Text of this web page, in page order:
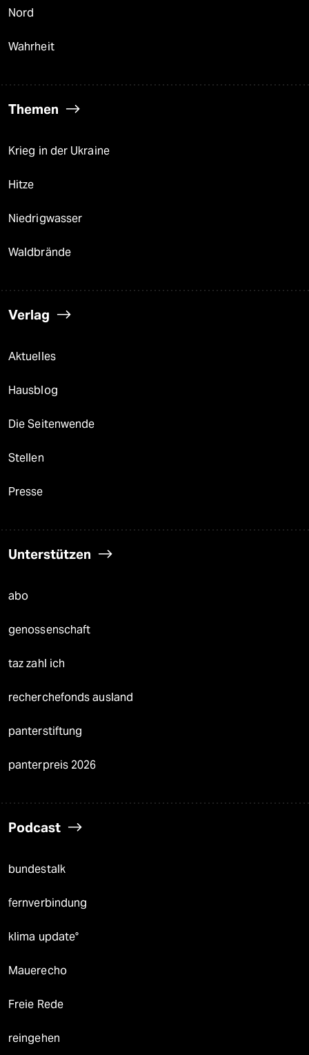
Nord
Wahrheit
Themen
Krieg in der Ukraine
Hitze
Niedrigwasser
Waldbrände
Verlag
Aktuelles
Hausblog
Die Seitenwende
Stellen
Presse
Unterstützen
abo
genossenschaft
taz zahl ich
recherchefonds ausland
panterstiftung
panterpreis 2026
Podcast
bundestalk
fernverbindung
klima update°
Mauerecho
Freie Rede
reingehen